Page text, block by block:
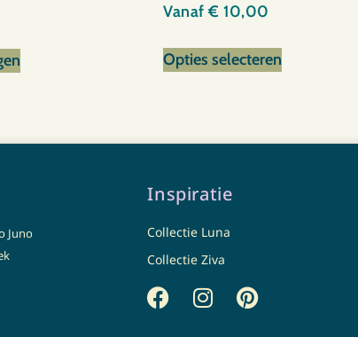
Vanaf€ 10,00
Opties selecteren
Juno
Inspiratie
Collectie Luna
Collectie Ziva